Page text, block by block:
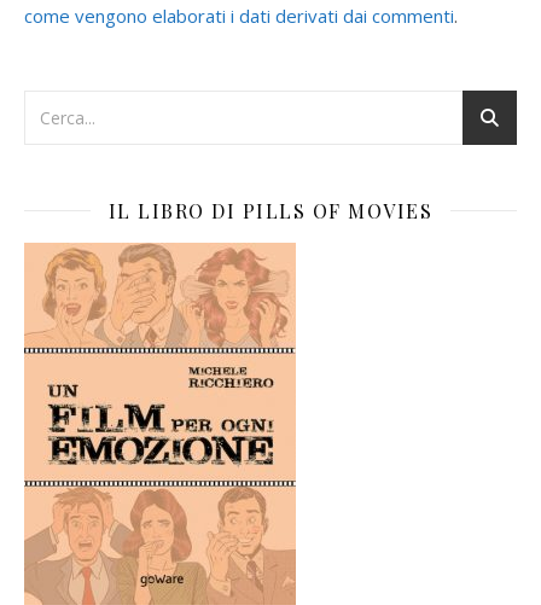
come vengono elaborati i dati derivati dai commenti.
IL LIBRO DI PILLS OF MOVIES